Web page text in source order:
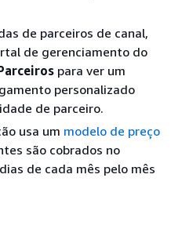
de parceiros de canal,
de gerenciamento do
para ver um
personalizado
de parceiro.
usa um modelo de preço
são cobrados no
de cada mês pelo mês